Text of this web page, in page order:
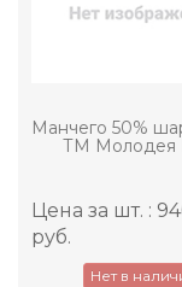
Манчего 50%
ТМ
Цена за шт. :
руб.
Нет в